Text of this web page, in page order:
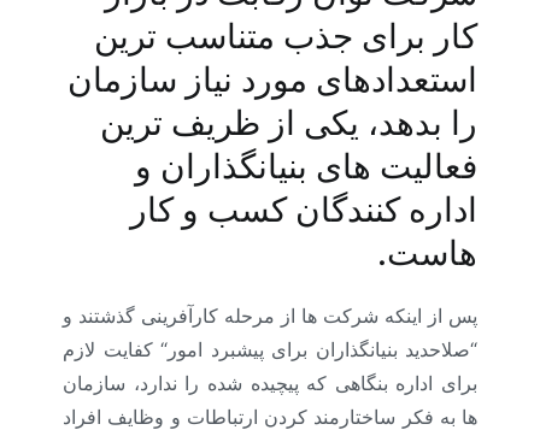
کار برای جذب متناسب ترین
استعدادهای مورد نیاز سازمان
را بدهد، یکی از ظریف ترین
فعالیت های بنیانگذاران و
اداره کنندگان کسب و کار
هاست.
پس از اینکه شرکت ها از مرحله کارآفرینی گذشتند و
“صلاحدید بنیانگذاران برای پیشبرد امور “ کفایت لازم
برای اداره بنگاهی که پیچیده شده را ندارد، سازمان
ها به فکر ساختارمند کردن ارتباطات و وظایف افراد